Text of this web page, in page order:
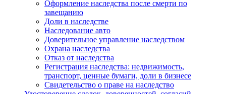
Оформление наследства после смерти по
завещанию
Доли в наследстве
Наследование авто
Доверительное управление наследством
Охрана наследства
Отказ от наследства
Регистрация наследства: недвижимость,
транспорт, ценные бумаги, доли в бизнесе
Свидетельство о праве на наследство